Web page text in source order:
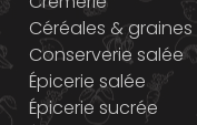
Céréales & graines
Conserverie salée
Épicerie salée
Épicerie sucrée